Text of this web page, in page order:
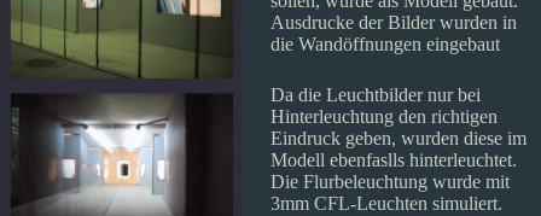
Ausdrucke der Bilder wurden in
die Wandöffnungen eingebaut
Da die Leuchtbilder nur bei
Hinterleuchtung den richtigen
Eindruck geben, wurden diese im
Modell ebenfaslls hinterleuchtet.
Die Flurbeleuchtung wurde mit
3mm CFL-Leuchten simuliert.